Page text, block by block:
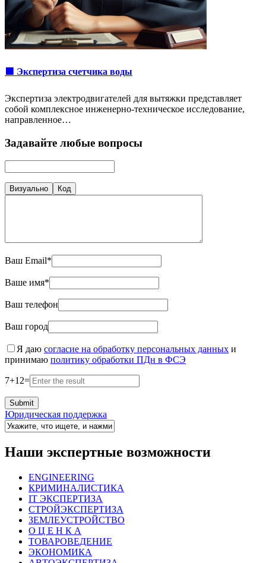
🟩 Экспертиза счетчика воды
Экспертиза электродвигателей для вытяжки представляет
собой комплексное инженерно-техническое исследование,
направленное…
Задавайте любые вопросы
Визуально Код
Ваш Email*
Ваше имя*
Ваш телефон
Ваш город
Я даю согласие на обработку персональных данных и
принимаю политику обработки ПДн в ФСЭ
7+12=
Юридическая поддержка
Наши экспертные возможности
ENGINEERING
КРИМИНАЛИСТИКА
IT ЭКСПЕРТИЗА
СТРОЙЭКСПЕРТИЗА
ЗЕМЛЕУСТРОЙСТВО
О Ц Е Н К А
ТОВАРОВЕДЕНИЕ
ЭКОНОМИКА